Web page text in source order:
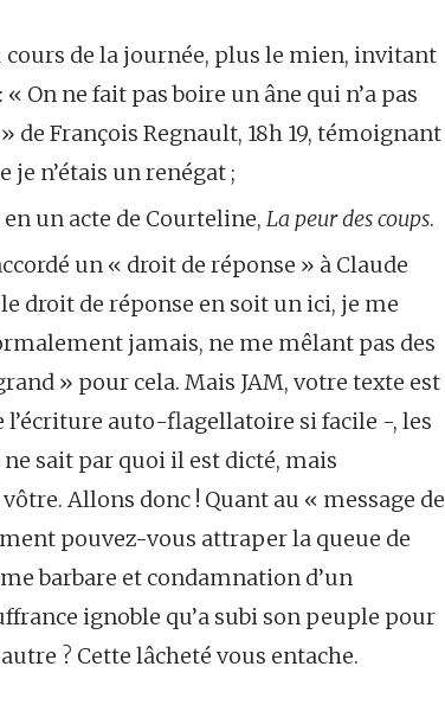
cours de la journée, plus le mien, invitant
On ne fait pas boire un âne qui n’a pas
François Regnault, 18h 19, témoignant
n’étais un renégat ;
un acte de Courteline, La peur des coups.
un « droit de réponse » à Claude
droit de réponse en soit un ici, je me
jamais, ne me mêlant pas des
» pour cela. Mais JAM, votre texte est
auto-flagellatoire si facile -, les
sait par quoi il est dicté, mais
Allons donc ! Quant au « message de
pouvez-vous attraper la queue de
barbare et condamnation d’un
ignoble qu’a subi son peuple pour
? Cette lâcheté vous entache.